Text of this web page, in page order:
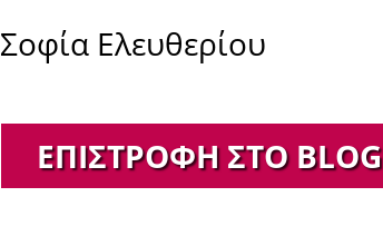
Σοφία Ελευθερίου
ΕΠΙΣΤΡΟΦΉ ΣΤΟ BLOG